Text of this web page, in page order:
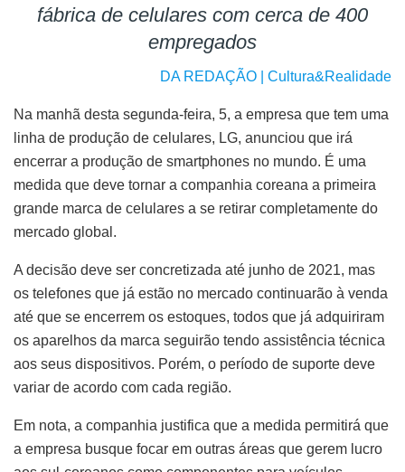
fábrica de celulares com cerca de 400
empregados
DA REDAÇÃO | Cultura&Realidade
Na manhã desta segunda-feira, 5, a empresa que tem uma
linha de produção de celulares, LG, anunciou que irá
encerrar a produção de smartphones no mundo. É uma
medida que deve tornar a companhia coreana a primeira
grande marca de celulares a se retirar completamente do
mercado global.
A decisão deve ser concretizada até junho de 2021, mas
os telefones que já estão no mercado continuarão à venda
até que se encerrem os estoques, todos que já adquiriram
os aparelhos da marca seguirão tendo assistência técnica
aos seus dispositivos. Porém, o período de suporte deve
variar de acordo com cada região.
Em nota, a companhia justifica que a medida permitirá que
a empresa busque focar em outras áreas que gerem lucro